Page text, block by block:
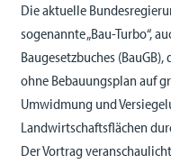
Die aktuelle
sogenannte „Bau-Turbo“,
Baugesetzbuches
ohne Bebauungsplan auf
Umwidmung und
Landwirtschaftsflächen
Der Vortrag